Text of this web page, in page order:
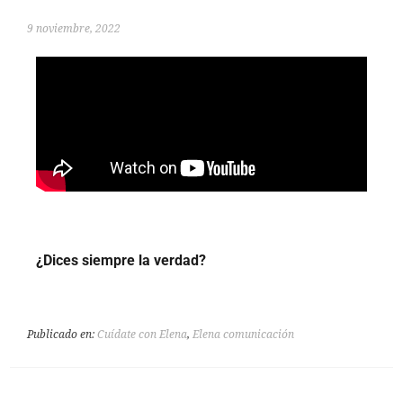
9 noviembre, 2022
¿Dices siempre la verdad?
Publicado en:Cuídate con Elena,Elena comunicación